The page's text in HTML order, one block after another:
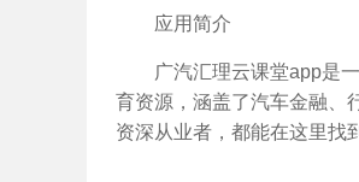
应用简介
广汽汇理云课堂app是
育资源，涵盖了汽车金融、
资深从业者，都能在这里找